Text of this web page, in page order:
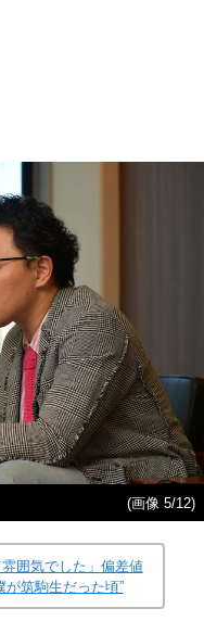
(画像 5/12)
囲気でした」偏差値
が筑駒生だった頃”